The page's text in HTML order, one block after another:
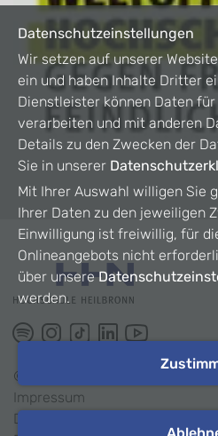
©
Impressum
Datenschutz
Datenschutzeinstellungen
Wir setzen auf unserer
ein und haben Inhalte Dritter
Dienstleister können Daten
verarbeiten und mit anderen
Details zu den Zwecken der
Sie in unserer
Mit Ihrer Auswahl willigen Sie
Ihrer Daten zu den jeweiligen
Einwilligung ist freiwillig, für
Onlineangebots nicht
über unsere
werden.